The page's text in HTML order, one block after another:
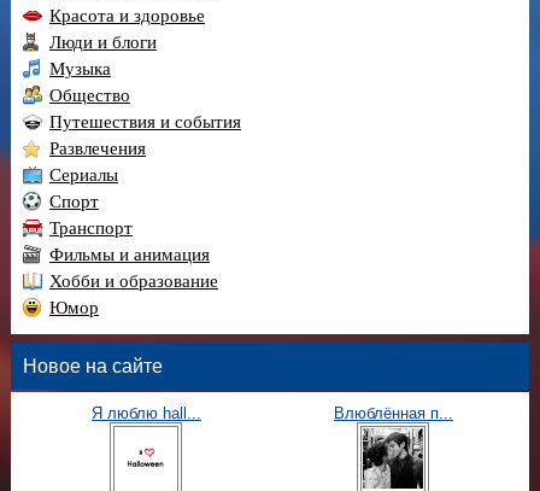
Красота и здоровье
Люди и блоги
Музыка
Общество
Путешествия и события
Развлечения
Сериалы
Спорт
Транспорт
Фильмы и анимация
Хобби и образование
Юмор
Новое на сайте
Я люблю hall... Влюблённая п...